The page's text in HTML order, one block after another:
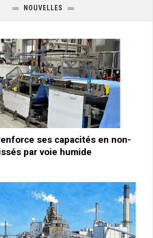
NOUVELLES
ses capacités en non-
par voie humide